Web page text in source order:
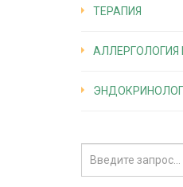
ТЕРАПИЯ